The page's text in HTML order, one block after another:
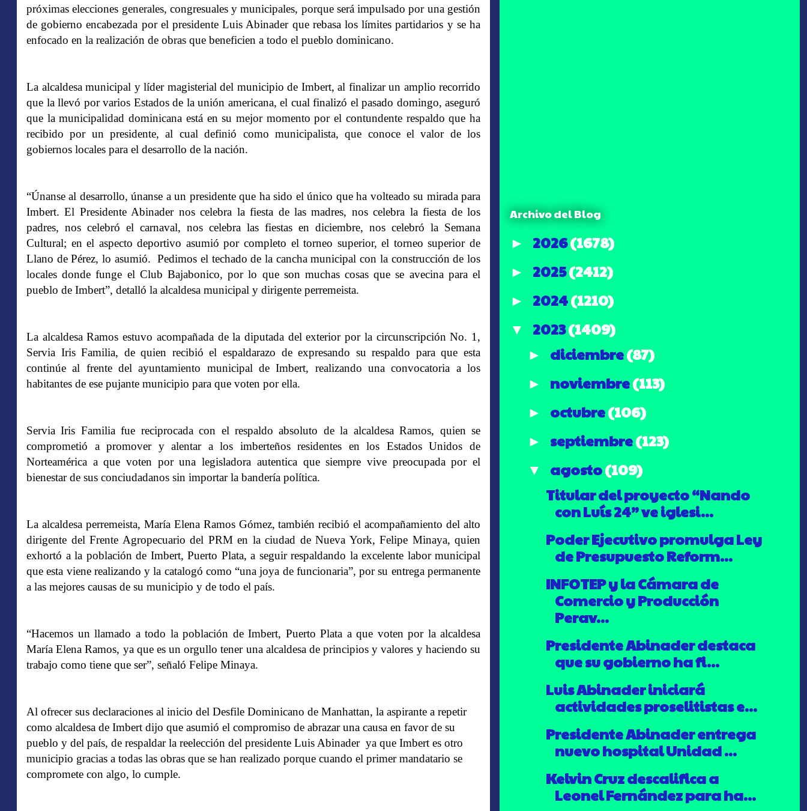
próximas elecciones generales, congresuales y municipales, porque será impulsado por una gestión
de gobierno encabezada por el presidente Luis Abinader que rebasa los límites partidarios y se ha
enfocado en la realización de obras que beneficien a todo el pueblo dominicano.
La alcaldesa municipal y líder magisterial del municipio de Imbert, al finalizar un amplio recorrido
que la llevó por varios Estados de la unión americana, el cual finalizó el pasado domingo, aseguró
que la municipalidad dominicana está en su mejor momento por el contundente respaldo que ha
recibido por un presidente, al cual definió como municipalista, que conoce el valor de los
gobiernos locales para el desarrollo de la nación.
“Únanse al desarrollo, únanse a un presidente que ha sido el único que ha volteado su mirada para
Imbert. El Presidente Abinader nos celebra la fiesta de las madres, nos celebra la fiesta de los
padres, nos celebró el carnaval, nos celebra las fiestas en diciembre, nos celebró la Semana
Cultural; en el aspecto deportivo asumió por completo el torneo superior, el torneo superior de
Llano de Pérez, lo asumió. Pedimos el techado de la cancha municipal con la construcción de los
locales donde funge el Club Bajabonico, por lo que son muchas cosas que se avecina para el
pueblo de Imbert”, detalló la alcaldesa municipal y dirigente perremeista.
La alcaldesa Ramos estuvo acompañada de la diputada del exterior por la circunscripción No. 1,
Servia Iris Familia, de quien recibió el espaldarazo de expresando su respaldo para que esta
continúe al frente del ayuntamiento municipal de Imbert, realizando una convocatoria a los
habitantes de ese pujante municipio para que voten por ella.
Servia Iris Familia fue reciprocada con el respaldo absoluto de la alcaldesa Ramos, quien se
comprometió a promover y alentar a los imberteños residentes en los Estados Unidos de
Norteamérica a que voten por una legisladora autentica que siempre vive preocupada por el
bienestar de sus conciudadanos sin importar la bandería política.
La alcaldesa perremeista, María Elena Ramos Gómez, también recibió el acompañamiento del alto
dirigente del Frente Agropecuario del PRM en la ciudad de Nueva York, Felipe Minaya, quien
exhortó a la población de Imbert, Puerto Plata, a seguir respaldando la excelente labor municipal
que esta viene realizando y la catalogó como “una joya de funcionaria”, por su entrega permanente
a las mejores causas de su municipio y de todo el país.
“Hacemos un llamado a todo la población de Imbert, Puerto Plata a que voten por la alcaldesa
María Elena Ramos, ya que es un orgullo tener una alcaldesa de principios y valores y haciendo su
trabajo como tiene que ser”, señaló Felipe Minaya.
Al ofrecer sus declaraciones al inicio del Desfile Dominicano de Manhattan, la aspirante a repetir
como alcaldesa de Imbert dijo que asumió el compromiso de abrazar una causa en favor de su
pueblo y del país, de respaldar la reelección del presidente Luis Abinader ya que Imbert es otro
municipio gracias a todas las obras que se han realizado porque cuando el primer mandatario se
compromete con algo, lo cumple.
Archivo del Blog
► 2026(1678)
► 2025(2412)
► 2024(1210)
▼ 2023(1409)
► diciembre(87)
► noviembre(113)
► octubre(106)
► septiembre(123)
▼ agosto(109)
Titular del proyecto “Nando
con Luís 24” ve iglesi...
Poder Ejecutivo promulga Ley
de Presupuesto Reform...
INFOTEP y la Cámara de
Comercio y Producción
Perav...
Presidente Abinader destaca
que su gobierno ha fi...
Luis Abinader iniciará
actividades proselitistas e...
Presidente Abinader entrega
nuevo hospital Unidad ...
Kelvin Cruz descalifica a
Leonel Fernández para ha...